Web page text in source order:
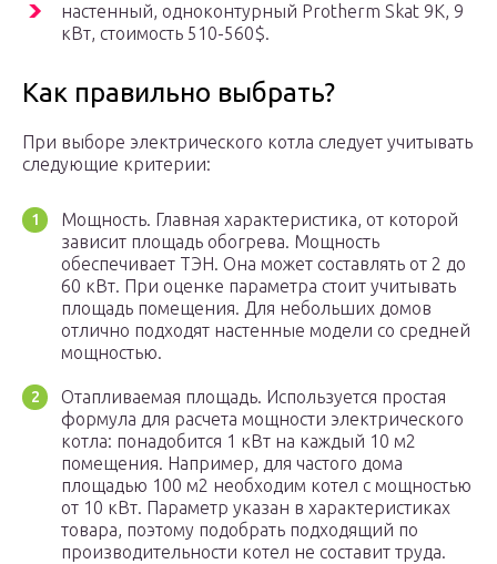
настенный, одноконтурный Protherm Skat 9K, 9
кВт, стоимость 510-560$.
Как правильно выбрать?
При выборе электрического котла следует учитывать
следующие критерии:
Мощность. Главная характеристика, от которой
зависит площадь обогрева. Мощность
обеспечивает ТЭН. Она может составлять от 2 до
60 кВт. При оценке параметра стоит учитывать
площадь помещения. Для небольших домов
отлично подходят настенные модели со средней
мощностью.
Отапливаемая площадь. Используется простая
формула для расчета мощности электрического
котла: понадобится 1 кВт на каждый 10 м2
помещения. Например, для частого дома
площадью 100 м2 необходим котел с мощностью
от 10 кВт. Параметр указан в характеристиках
товара, поэтому подобрать подходящий по
производительности котел не составит труда.